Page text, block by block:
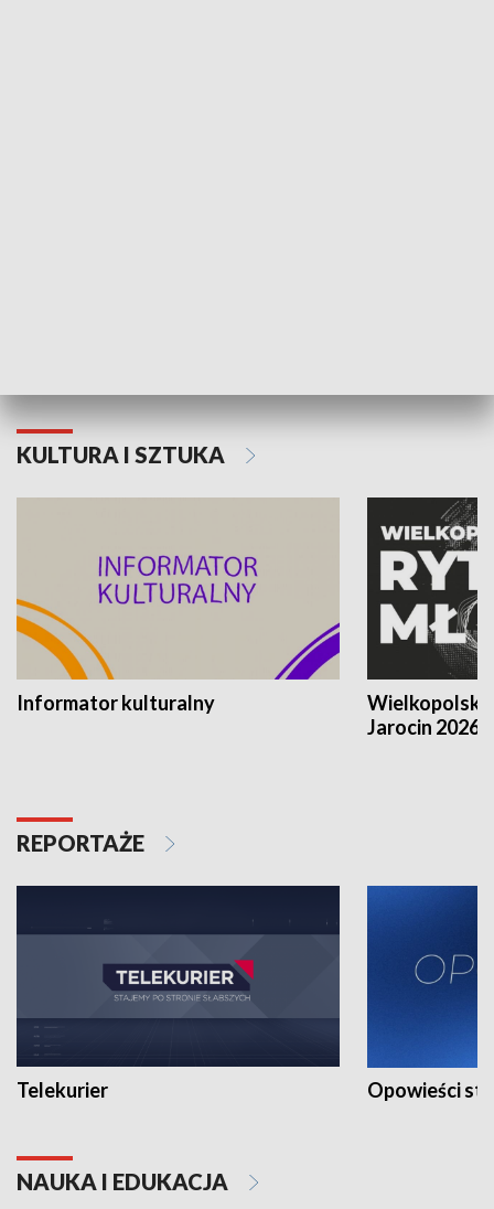
KULTURA I SZTUKA
Informator kulturalny
Jarocin 2026
REPORTAŻE
Telekurier Opowieści
NAUKA I EDUKACJA